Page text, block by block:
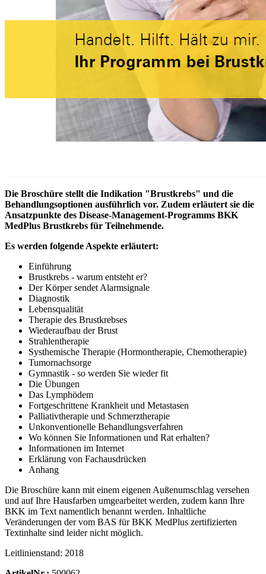
Die Broschüre stellt die Indikation "Brustkrebs" und die
Behandlungsoptionen ausführlich vor. Zudem erläutert sie die
Ansatzpunkte des Disease-Management-Programms BKK
MedPlus Brustkrebs für Teilnehmende.
Es werden folgende Aspekte erläutert:
Einführung
Brustkrebs - warum entsteht er?
Der Körper sendet Alarmsignale
Diagnostik
Lebensqualität
Therapie des Brustkrebses
Wiederaufbau der Brust
Strahlentherapie
Systhemische Therapie (Hormontherapie, Chemotherapie)
Tumornachsorge
Gymnastik - so werden Sie wieder fit
Die Übungen
Das Lymphödem
Fortgeschrittene Krankheit und Metastasen
Palliativtherapie und Schmerztherapie
Unkonventionelle Behandlungsverfahren
Wo können Sie Informationen und Rat erhalten?
Informationen im Internet
Erklärung von Fachausdrücken
Anhang
Die Broschüre kann mit einem eigenen Außenumschlag versehen
und auf Ihre Hausfarben umgearbeitet werden, zudem kann Ihre
BKK im Text namentlich benannt werden. Inhaltliche
Veränderungen der vom BAS für BKK MedPlus zertifizierten
Textinhalte sind leider nicht möglich.
Leitlinienstand: 2018